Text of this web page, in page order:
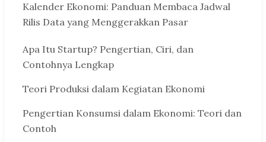
Kalender Ekonomi: Panduan Membaca Jadwal
Rilis Data yang Menggerakkan Pasar
Apa Itu Startup? Pengertian, Ciri, dan
Contohnya Lengkap
Teori Produksi dalam Kegiatan Ekonomi
Pengertian Konsumsi dalam Ekonomi: Teori dan
Contoh